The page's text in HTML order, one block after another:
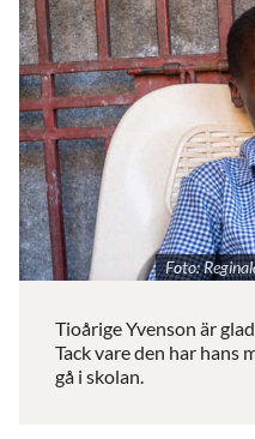
Foto:
Tioårige Yvenson är
Tack vare den har hans
gå i skolan.